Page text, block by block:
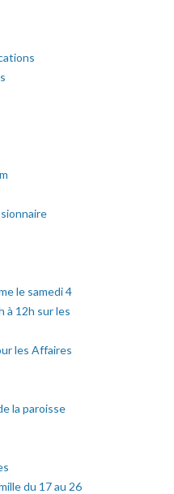
le samedi 4
à 12h sur les
les Affaires
la paroisse
du 17 au 26